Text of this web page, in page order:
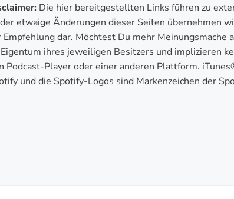
Die hier bereitgestellten Links führen zu
etwaige Änderungen dieser Seiten übernehmen
dar. Möchtest Du mehr Meinungsmache
ihres jeweiligen Besitzers und implizieren
Player oder einer anderen Plattform.
und die Spotify-Logos sind Markenzeichen der